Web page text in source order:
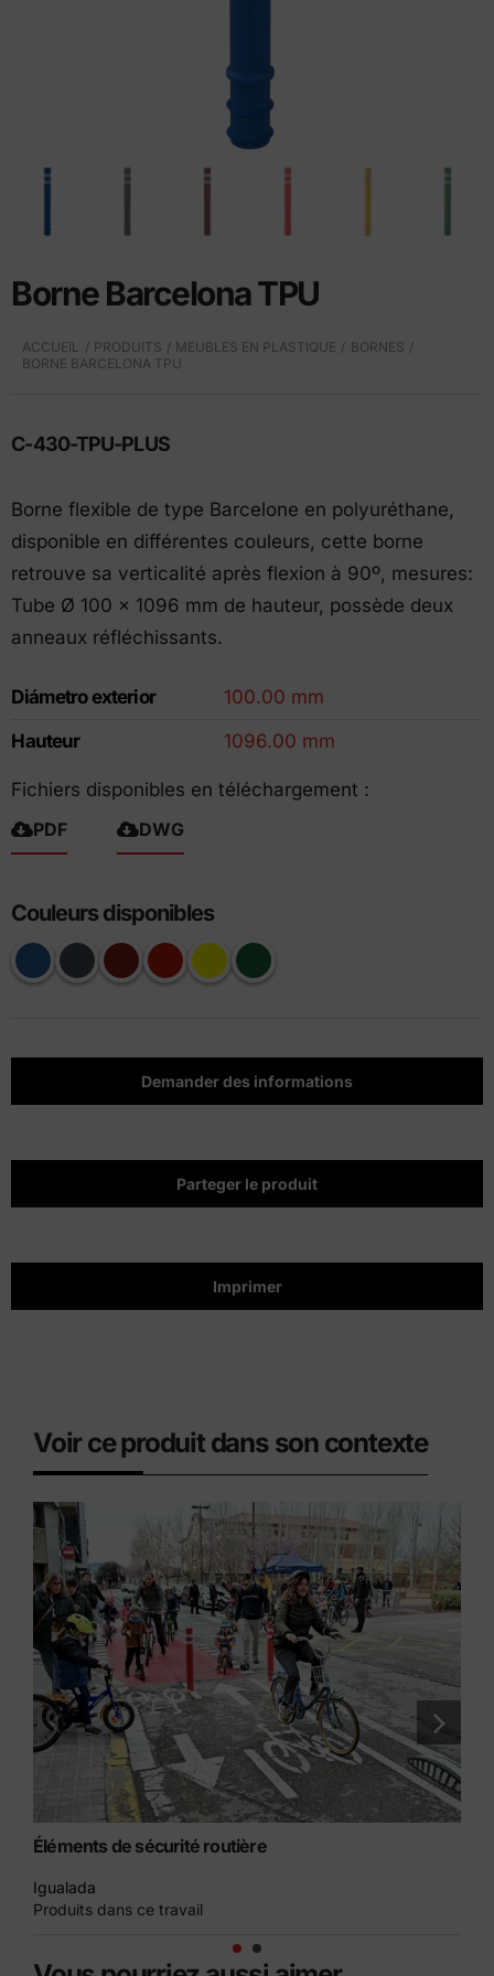
Borne Barcelona TPU
ACCUEIL PRODUITS MEUBLES EN PLASTIQUE
BORNES
BORNE BARCELONA TPU
C-430-TPU-PLUS
Borne flexible de type Barcelone en polyuréthane,
disponible en différentes couleurs, cette borne
retrouve sa verticalité après flexion à 90º, mesures:
Tube Ø 100 x 1096 mm de hauteur, possède deux
anneaux réfléchissants.
Diámetro exterior
100.00 mm
Hauteur
1096.00 mm
Fichiers disponibles en téléchargement :
PDF
DWG
Couleurs disponibles
Demander des informations
Parteger le produit
Imprimer
Voir ce produit dans son contexte
Éléments de sécurité routière
Igualada
Produits dans ce travail